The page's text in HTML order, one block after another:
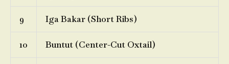
9 Iga Bakar (Short Ribs)
10 Buntut (Center-Cut Oxtail)